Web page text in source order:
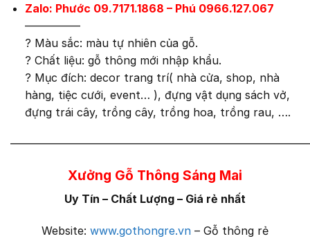
Zalo: Phước 09.7171.1868 – Phú 0966.127.067
—————
? Màu sắc: màu tự nhiên của gỗ.
? Chất liệu: gỗ thông mới nhập khẩu.
? Mục đích: decor trang trí( nhà cửa, shop, nhà
hàng, tiệc cưới, event… ), đựng vật dụng sách vở,
đựng trái cây, trồng cây, trồng hoa, trồng rau, ….
Xưởng Gỗ Thông Sáng Mai
Uy Tín – Chất Lượng – Giá rẻ nhất
Website: www.gothongre.vn – Gỗ thông rẻ